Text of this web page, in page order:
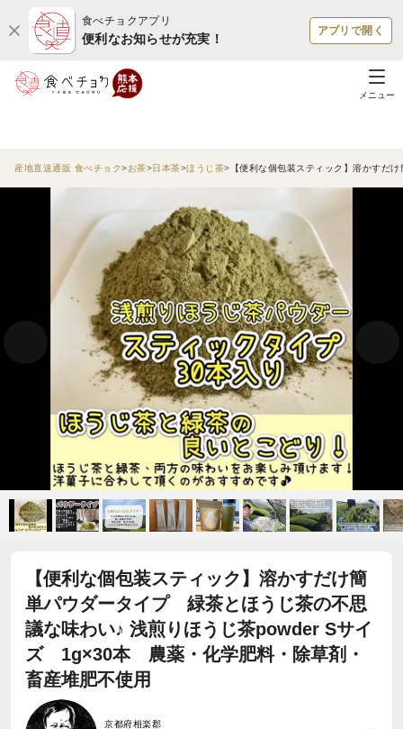
食べチョクアプリ
便利なお知らせが充実！
アプリで開く
メニュー
産地直送通販 食べチョク お茶 日本茶 ほうじ茶 【便利な個包装スティック】溶かす
【便利な個包装スティック】溶かすだけ簡
単パウダータイプ 緑茶とほうじ茶の不思
議な味わい♪ 浅煎りほうじ茶powder Sサイ
ズ 1g×30本 農薬・化学肥料・除草剤・
畜産堆肥不使用
京都府相楽郡